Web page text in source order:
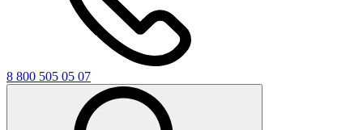
8 800 505 05 07